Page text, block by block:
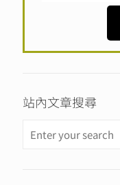
站內文章搜尋